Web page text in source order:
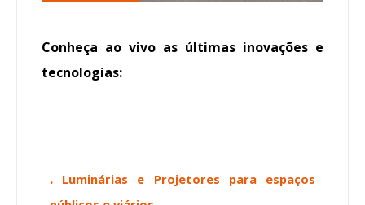
Conheça ao vivo as últimas inovações e
tecnologias:
. Luminárias e Projetores para espaços